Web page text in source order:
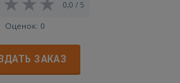
0,0 / 5
Оценок: 0
ЗАКАЗ